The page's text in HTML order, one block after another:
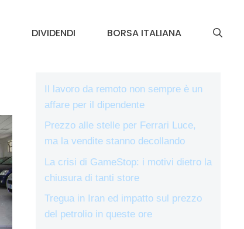
DIVIDENDI BORSA ITALIANA
Il lavoro da remoto non sempre è un
affare per il dipendente
Prezzo alle stelle per Ferrari Luce,
ma la vendite stanno decollando
La crisi di GameStop: i motivi dietro la
chiusura di tanti store
Tregua in Iran ed impatto sul prezzo
del petrolio in queste ore